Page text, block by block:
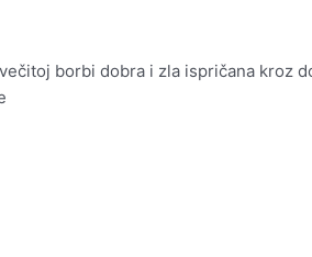
borbi dobra i zla ispričana kroz